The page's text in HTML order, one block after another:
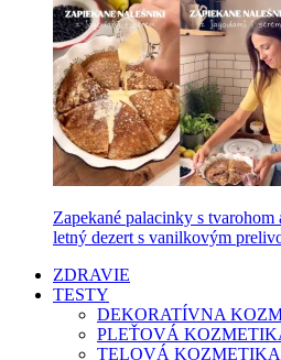
Zapekané palacinky s
letný dezert s vanilkovým
ZDRAVIE
TESTY
DEKORATÍVNA
PLEŤOVÁ
TELOVÁ KOZMETIKA